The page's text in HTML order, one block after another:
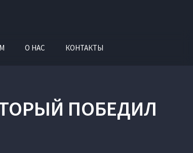
О НАС КОНТАКТЫ
ПОБЕДИЛ